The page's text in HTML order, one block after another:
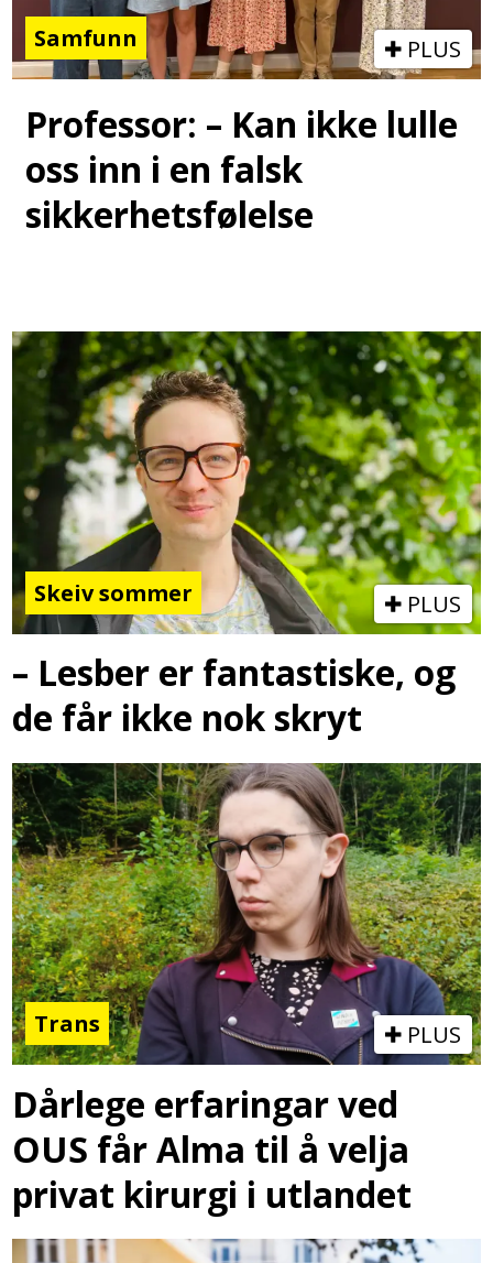
Samfunn PLUS
Professor: – Kan ikke lulle
oss inn i en falsk
sikkerhetsfølelse
Skeiv sommer PLUS
– Lesber er fantastiske, og
de får ikke nok skryt
Trans PLUS
Dårlege erfaringar ved
OUS får Alma til å velja
privat kirurgi i utlandet